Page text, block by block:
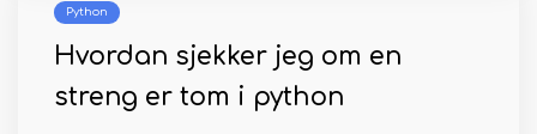
Python
Hvordan sjekker jeg om en
streng er tom i python